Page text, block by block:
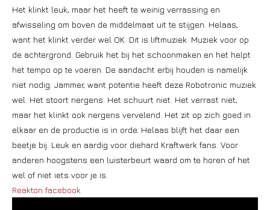
Het klinkt leuk, maar het heeft te weinig verrassing en
afwisseling om boven de middelmaat uit te stijgen. Helaas,
want het klinkt verder wel OK. Dit is liftmuziek. Muziek voor op
de achtergrond. Gebruik het bij het schoonmaken en het helpt
het tempo op te voeren. De aandacht erbij houden is namelijk
niet nodig. Jammer, want potentie heeft deze Robotronic muziek
wel. Het stoort nergens. Het schuurt niet. Het verrast niet,
maar het klinkt ook nergens vervelend. Het zit op zich goed in
elkaar en de productie is in orde. Helaas blijft het daar een
beetje bij. Leuk en aardig voor diehard Kraftwerk fans. Voor
anderen hoogstens een luisterbeurt waard om te horen of het
wel of niet iets voor je is.
Reakton facebook